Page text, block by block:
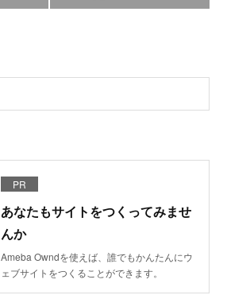
PR
あなたもサイトをつくってみませ
んか
Ameba Owndを使えば、誰でもかんたんにウ
ェブサイトをつくることができます。